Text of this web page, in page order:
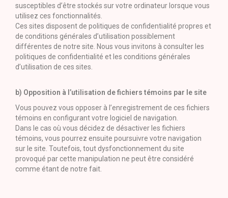
susceptibles d’être stockés sur votre ordinateur lorsque vous
utilisez ces fonctionnalités.
Ces sites disposent de politiques de confidentialité propres et
de conditions générales d’utilisation possiblement
différentes de notre site. Nous vous invitons à consulter les
politiques de confidentialité et les conditions générales
d’utilisation de ces sites.
b) Opposition à l’utilisation de fichiers témoins par le site
Vous pouvez vous opposer à l’enregistrement de ces fichiers
témoins en configurant votre logiciel de navigation.
Dans le cas où vous décidez de désactiver les fichiers
témoins, vous pourrez ensuite poursuivre votre navigation
sur le site. Toutefois, tout dysfonctionnement du site
provoqué par cette manipulation ne peut être considéré
comme étant de notre fait.